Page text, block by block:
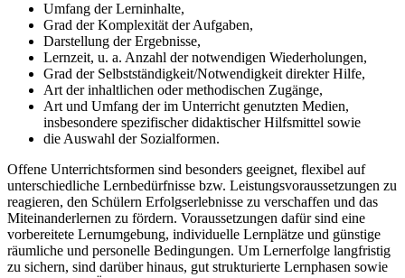
Umfang der Lerninhalte,
Grad der Komplexität der Aufgaben,
Darstellung der Ergebnisse,
Lernzeit, u. a. Anzahl der notwendigen Wiederholungen,
Grad der Selbstständigkeit/Notwendigkeit direkter Hilfe,
Art der inhaltlichen oder methodischen Zugänge,
Art und Umfang der im Unterricht genutzten Medien,
insbesondere spezifischer didaktischer Hilfsmittel sowie
die Auswahl der Sozialformen.
Offene Unterrichtsformen sind besonders geeignet, flexibel auf
unterschiedliche Lernbedürfnisse bzw. Leistungsvoraussetzungen zu
reagieren, den Schülern Erfolgserlebnisse zu verschaffen und das
Miteinanderlernen zu fördern. Voraussetzungen dafür sind eine
vorbereitete Lernumgebung, individuelle Lernplätze und günstige
räumliche und personelle Bedingungen. Um Lernerfolge langfristig
zu sichern, sind darüber hinaus, gut strukturierte Lernphasen sowie